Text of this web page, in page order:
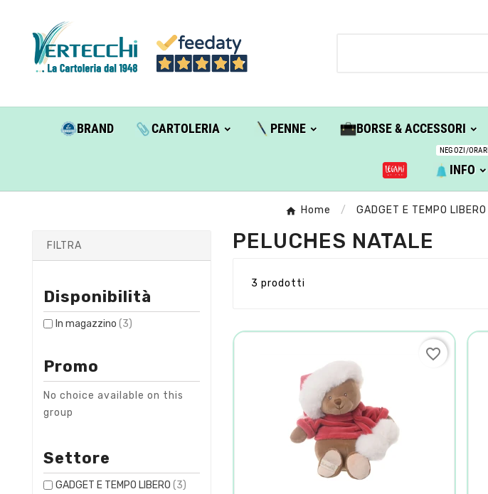
BRAND CARTOLERIA PENNE BORSE & ACCESSORI
INFO
NEGOZI/ORARI
Home GADGET E TEMPO LIBERO
FILTRA
Disponibilità
In magazzino (3)
Promo
No choice available on this
group
Settore
GADGET E TEMPO LIBERO (3)
PELUCHES NATALE
3 prodotti
favorite_border